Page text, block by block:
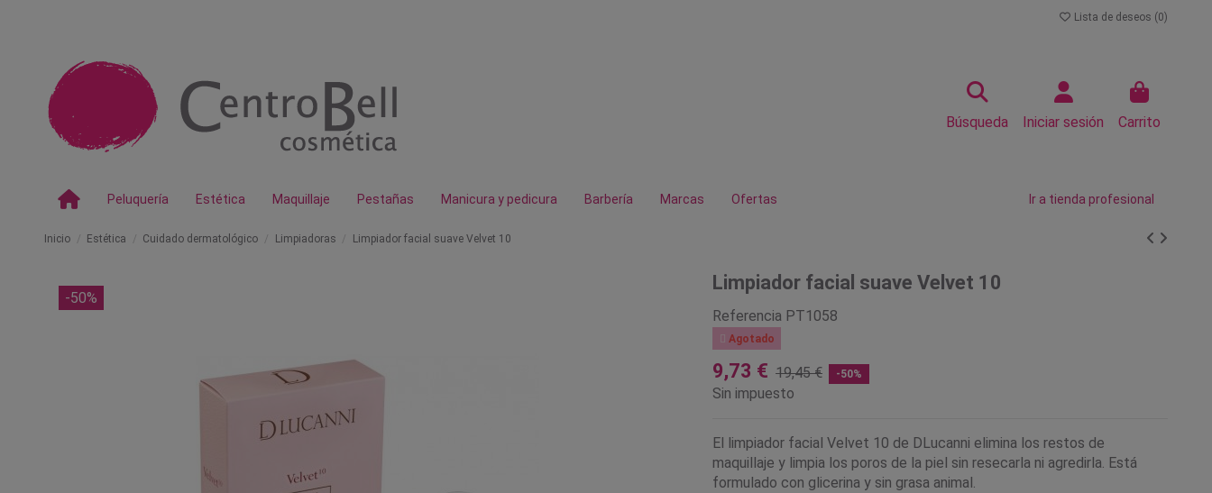
Lista de deseos (0)
Búsqueda Iniciar sesión Carrito
Peluquería Estética Maquillaje Pestañas Manicura y pedicura Barbería Marcas Ofertas Ir a tienda profesional
Inicio Estética Cuidado dermatológico Limpiadoras Limpiador facial suave Velvet 10
-50%
Limpiador facial suave Velvet 10
Referencia PT1058
Agotado
9,73 € 19,45 € -50%
Sin impuesto
El limpiador facial Velvet 10 de DLucanni elimina los restos de
maquillaje y limpia los poros de la piel sin resecarla ni agredirla. Está
formulado con glicerina y sin grasa animal.